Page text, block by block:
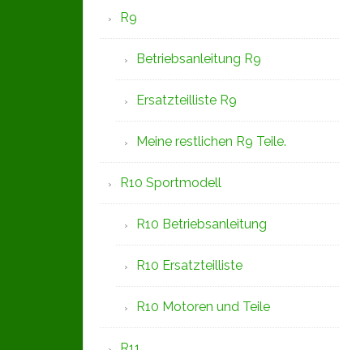
R9
Betriebsanleitung R9
Ersatzteilliste R9
Meine restlichen R9 Teile.
R10 Sportmodell
R10 Betriebsanleitung
R10 Ersatzteilliste
R10 Motoren und Teile